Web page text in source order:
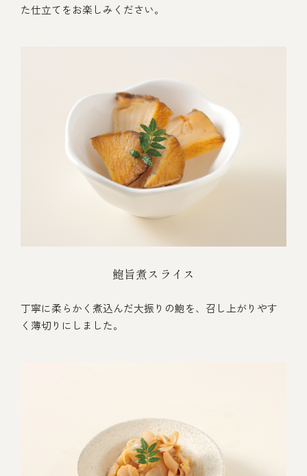
た仕立てをお楽しみください。
鮑旨煮スライス
丁寧に柔らかく煮込んだ大振りの鮑を、召し上がりやす
く薄切りにしました。